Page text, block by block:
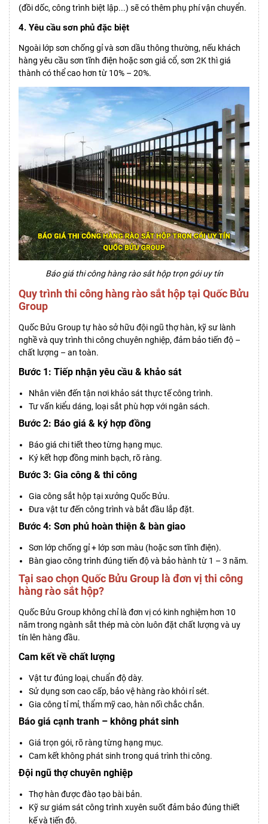
(đồi dốc, công trình biệt lập...) sẽ có thêm phụ phí vận chuyển.
4. Yêu cầu sơn phủ đặc biệt
Ngoài lớp sơn chống gỉ và sơn dầu thông thường, nếu khách
hàng yêu cầu sơn tĩnh điện hoặc sơn giả cổ, sơn 2K thì giá
thành có thể cao hơn từ 10% – 20%.
Báo giá thi công hàng rào sắt hộp trọn gói uy tín
Quy trình thi công hàng rào sắt hộp tại Quốc Bửu
Group
Quốc Bửu Group tự hào sở hữu đội ngũ thợ hàn, kỹ sư lành
nghề và quy trình thi công chuyên nghiệp, đảm bảo tiến độ –
chất lượng – an toàn.
Bước 1: Tiếp nhận yêu cầu & khảo sát
Nhân viên đến tận nơi khảo sát thực tế công trình.
Tư vấn kiểu dáng, loại sắt phù hợp với ngân sách.
Bước 2: Báo giá & ký hợp đồng
Báo giá chi tiết theo từng hạng mục.
Ký kết hợp đồng minh bạch, rõ ràng.
Bước 3: Gia công & thi công
Gia công sắt hộp tại xưởng Quốc Bửu.
Đưa vật tư đến công trình và bắt đầu lắp đặt.
Bước 4: Sơn phủ hoàn thiện & bàn giao
Sơn lớp chống gỉ + lớp sơn màu (hoặc sơn tĩnh điện).
Bàn giao công trình đúng tiến độ và bảo hành từ 1 – 3 năm.
Tại sao chọn Quốc Bửu Group là đơn vị thi công
hàng rào sắt hộp?
Quốc Bửu Group không chỉ là đơn vị có kinh nghiệm hơn 10
năm trong ngành sắt thép mà còn luôn đặt chất lượng và uy
tín lên hàng đầu.
Cam kết về chất lượng
Vật tư đúng loại, chuẩn độ dày.
Sử dụng sơn cao cấp, bảo vệ hàng rào khỏi rỉ sét.
Gia công tỉ mỉ, thẩm mỹ cao, hàn nối chắc chắn.
Báo giá cạnh tranh – không phát sinh
Giá trọn gói, rõ ràng từng hạng mục.
Cam kết không phát sinh trong quá trình thi công.
Đội ngũ thợ chuyên nghiệp
Thợ hàn được đào tạo bài bản.
Kỹ sư giám sát công trình xuyên suốt đảm bảo đúng thiết
kế và tiến độ.